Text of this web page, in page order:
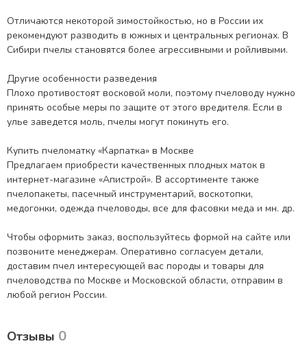
Отличаются некоторой зимостойкостью, но в России их
рекомендуют разводить в южных и центральных регионах. В
Сибири пчелы становятся более агрессивными и ройливыми.
Другие особенности разведения
Плохо противостоят восковой моли, поэтому пчеловоду нужно
принять особые меры по защите от этого вредителя. Если в
улье заведется моль, пчелы могут покинуть его.
Купить пчеломатку «Карпатка» в Москве
Предлагаем приобрести качественных плодных маток в
интернет-магазине «Апистрой». В ассортименте также
пчелопакеты, пасечный инструментарий, воскотопки,
медогонки, одежда пчеловоды, все для фасовки меда и мн. др.
Чтобы оформить заказ, воспользуйтесь формой на сайте или
позвоните менеджерам. Оперативно согласуем детали,
доставим пчел интересующей вас породы и товары для
пчеловодства по Москве и Московской области, отправим в
любой регион России.
Отзывы 0